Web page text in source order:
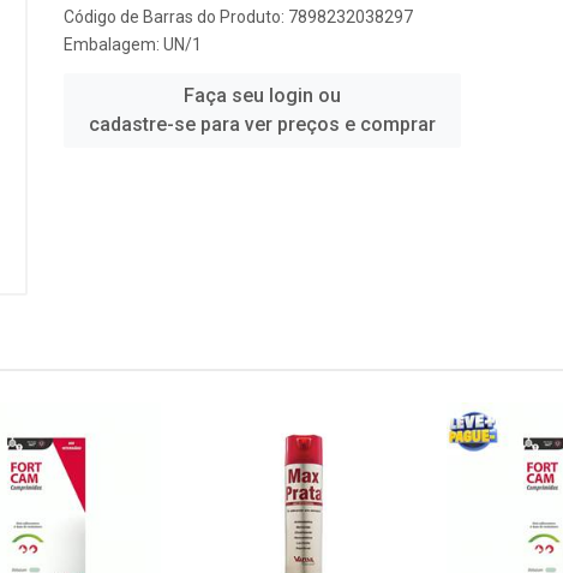
Código de Barras do Produto: 7898232038297
Embalagem: UN/1
Faça seu login ou
cadastre-se para ver preços e comprar